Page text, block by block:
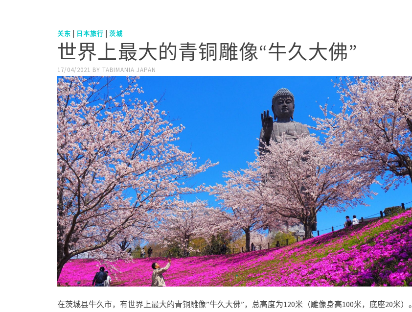
关东 | 日本旅行 | 茨城
世界上最大的青铜雕像“牛久大佛”
17/04/2021 BY TABIMANIA JAPAN
在茨城县牛久市，有世界上最大的青铜雕像”牛久大佛”，总高度为120米（雕像身高100米，底座20米）。